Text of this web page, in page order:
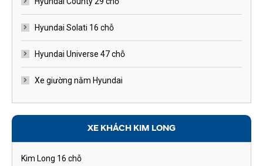
Hyundai Solati 16 chỗ
Hyundai Universe 47 chỗ
Xe giường nằm Hyundai
XE KHÁCH KIM LONG
Kim Long 16 chỗ